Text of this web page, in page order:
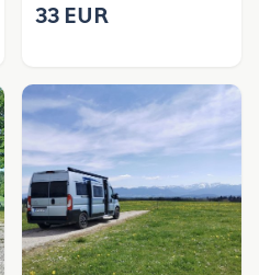
33 EUR